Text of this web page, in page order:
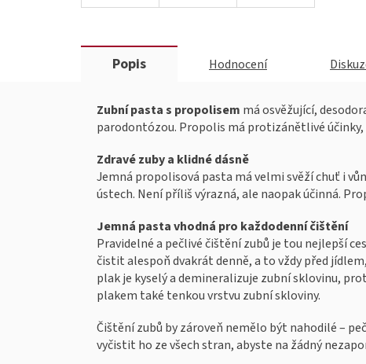
Popis Hodnocení
Zubní pasta s propolisem má osvěžující,
parodontózou. Propolis má protizánětlivé
Zdravé zuby a klidné dásně
Jemná propolisová pasta má velmi svěží chuť i
ústech. Není příliš výrazná, ale naopak účinná.
Jemná pasta vhodná pro každodenní čištění
Pravidelné a pečlivé čištění zubů je tou nejlepší
čistit alespoň dvakrát denně, a to vždy před
plak je kyselý a demineralizuje zubní sklovinu,
plakem také tenkou vrstvu zubní skloviny.
Čištění zubů by zároveň nemělo být nahodilé –
vyčistit ho ze všech stran, abyste na žádný